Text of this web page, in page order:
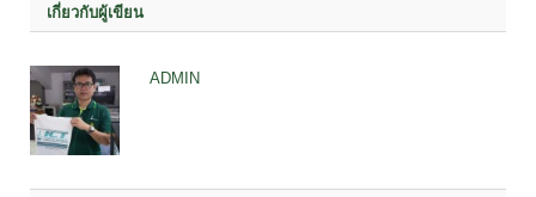
เกี่ยวกับผู้เขียน
ADMIN